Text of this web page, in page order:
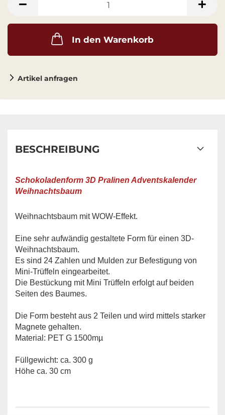
In den Warenkorb
Artikel anfragen
BESCHREIBUNG
Schokoladenform 3D Pralinen Adventskalender
Weihnachtsbaum
Weihnachtsbaum mit WOW-Effekt.
Eine sehr aufwändig gestaltete Form für einen 3D-
Weihnachtsbaum.
Es sind 24 Zahlen und Mulden zur Befestigung von
Mini-Trüffeln eingearbeitet.
Die Bestückung mit Mini Trüffeln erfolgt auf beiden
Seiten des Baumes.
Die Form besteht aus 2 Teilen und wird mittels starker
Magnete gehalten.
Material: PET G 1500mµ
Füllgewicht: ca. 300 g
Höhe ca. 30 cm